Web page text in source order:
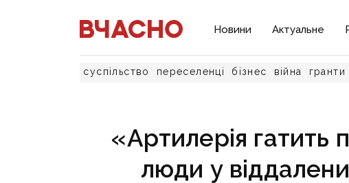
Новини Актуальне
суспільство переселенці бізнес війна гранти
«Артилерія гатить
люди у